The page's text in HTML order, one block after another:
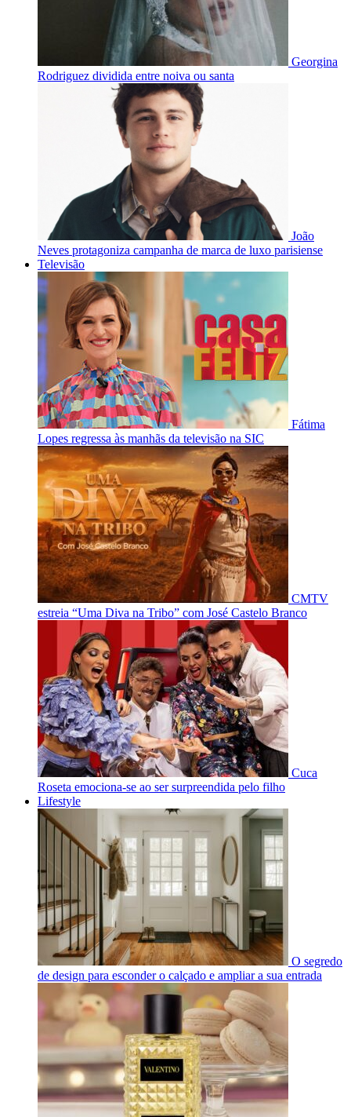
Georgina
Rodriguez dividida entre noiva ou santa
João
Neves protagoniza campanha de marca de luxo parisiense
Televisão
Fátima
Lopes regressa às manhãs da televisão na SIC
CMTV
estreia “Uma Diva na Tribo” com José Castelo Branco
Cuca
Roseta emociona-se ao ser surpreendida pelo filho
Lifestyle
O segredo
de design para esconder o calçado e ampliar a sua entrada